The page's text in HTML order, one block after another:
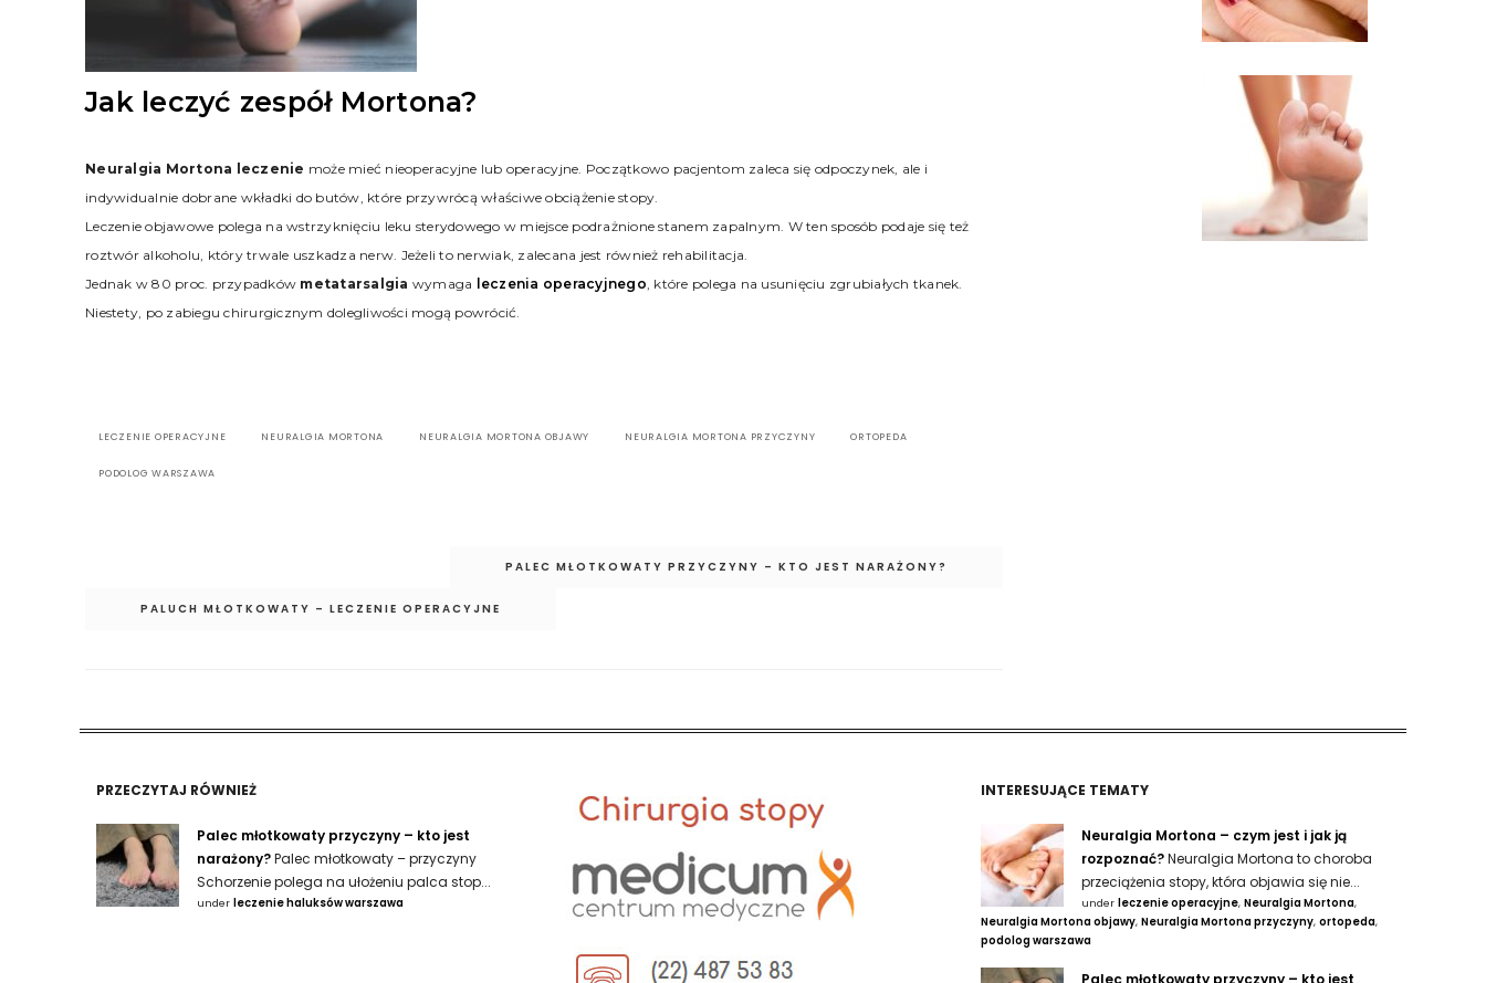
Jak leczyć zespół Mortona?
Neuralgia Mortona leczenie może mieć nieoperacyjne lub operacyjne. Początkowo pacjentom zaleca się odpoczynek, ale i
indywidualnie dobrane wkładki do butów, które przywrócą właściwe obciążenie stopy.
Leczenie objawowe polega na wstrzyknięciu leku sterydowego w miejsce podrażnione stanem zapalnym. W ten sposób podaje się też
roztwór alkoholu, który trwale uszkadza nerw. Jeżeli to nerwiak, zalecana jest również rehabilitacja.
Jednak w 80 proc. przypadków metatarsalgia wymaga leczenia operacyjnego, które polega na usunięciu zgrubiałych tkanek.
Niestety, po zabiegu chirurgicznym dolegliwości mogą powrócić.
LECZENIE OPERACYJNE NEURALGIA MORTONA NEURALGIA MORTONA OBJAWY NEURALGIA MORTONA PRZYCZYNY ORTOPEDA
PODOLOG WARSZAWA
PALEC MŁOTKOWATY PRZYCZYNY – KTO JEST NARAŻONY?
PALUCH MŁOTKOWATY – LECZENIE OPERACYJNE
PRZECZYTAJ RÓWNIEŻ
Palec młotkowaty przyczyny – kto jest
narażony?Palec młotkowaty – przyczyny
Schorzenie polega na ułożeniu palca stop...
under leczenie haluksów warszawa
INTERESUJĄCE TEMATY
Neuralgia Mortona – czym jest i jak ją
rozpoznać?Neuralgia Mortona to choroba
przeciążenia stopy, która objawia się nie...
under leczenie operacyjne, Neuralgia Mortona,
Neuralgia Mortona objawy, Neuralgia Mortona przyczyny, ortopeda,
podolog warszawa
Palec młotkowaty przyczyny – kto jest